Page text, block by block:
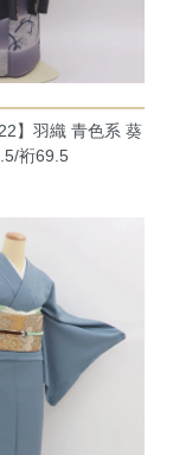
】羽織 青色系 葵
裄69.5